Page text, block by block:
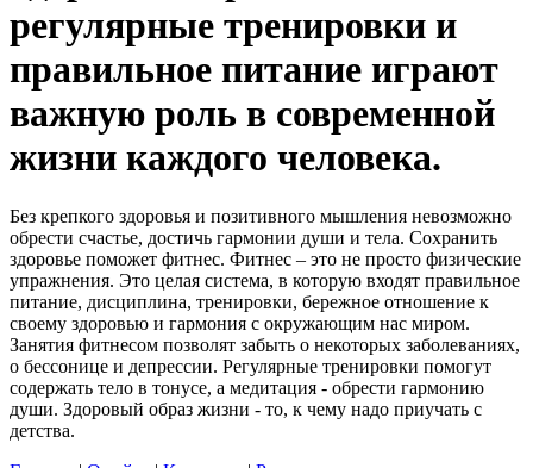
регулярные тренировки и
правильное питание играют
важную роль в современной
жизни каждого человека.
Без крепкого здоровья и позитивного мышления невозможно
обрести счастье, достичь гармонии души и тела. Сохранить
здоровье поможет фитнес. Фитнес – это не просто физические
упражнения. Это целая система, в которую входят правильное
питание, дисциплина, тренировки, бережное отношение к
своему здоровью и гармония с окружающим нас миром.
Занятия фитнесом позволят забыть о некоторых заболеваниях,
о бессонице и депрессии. Регулярные тренировки помогут
содержать тело в тонусе, а медитация - обрести гармонию
души. Здоровый образ жизни - то, к чему надо приучать с
детства.